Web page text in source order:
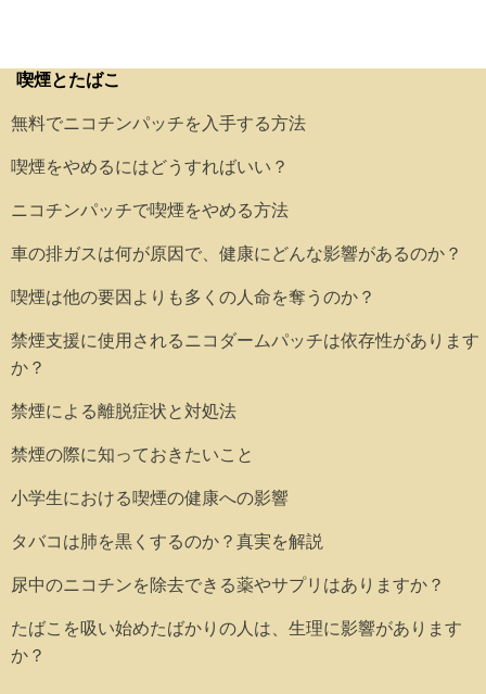
喫煙とたばこ
無料でニコチンパッチを入手する方法
喫煙をやめるにはどうすればいい？
ニコチンパッチで喫煙をやめる方法
車の排ガスは何が原因で、健康にどんな影響があるのか？
喫煙は他の要因よりも多くの人命を奪うのか？
禁煙支援に使用されるニコダームパッチは依存性があります
か？
禁煙による離脱症状と対処法
禁煙の際に知っておきたいこと
小学生における喫煙の健康への影響
タバコは肺を黒くするのか？真実を解説
尿中のニコチンを除去できる薬やサプリはありますか？
たばこを吸い始めたばかりの人は、生理に影響があります
か？